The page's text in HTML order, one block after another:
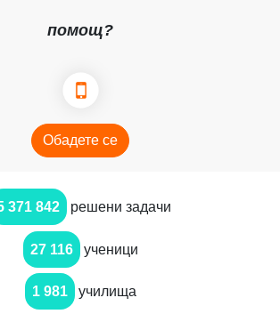
помощ?
Обадете се
371 842 решени задачи
27 116 ученици
1 981 училища